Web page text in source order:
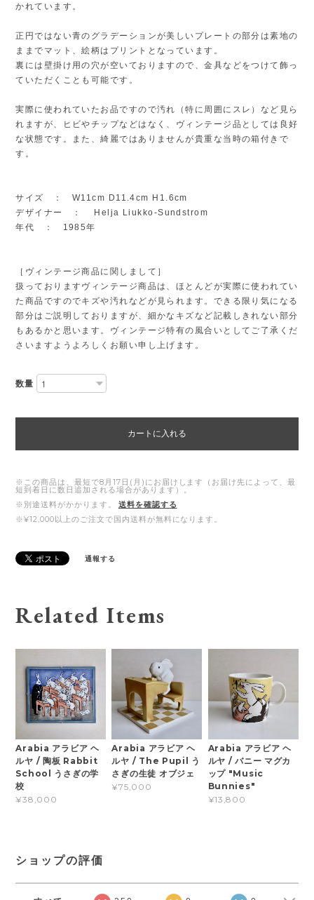
かれています。
正円ではない青のグラデーションが美しいプレートの部分は素地の
ままでマット、絵柄はプリントとなっています。
裏には壁掛け用の穴が空いておりますので、金具などをつけて飾っ
ていただくことも可能です。
実際に使われていたお品ですので汚れ（特に周囲にスレ）など見ら
れますが、ヒビやチップなどはなく、ヴィンテージ品としては良好
な状態です。また、綺麗ではありませんが貴重な当時の箱付きで
す。
サイズ ： W11cm D11.4cm H1.6cm
デザイナー ： Helja Liukko-Sundstrom
年代 ： 1985年
［ヴィンテージ商品に関しまして］
扱っておりますヴィンテージ商品は、ほとんどが実際に使われてい
た商品ですのでキズや汚れなどが見られます。できる限り気になる
部分はご説明しておりますが、細かなキズなど記載しきれない部分
もあるかと思います。ヴィンテージ特有の風合いとしてご了承くだ
さいますようよろしくお願い申し上げます。
数量
カートに入れる
※この商品は、最短で8月17日(月)にお届けします（お届け先によって、最
短到着日に数日追加される場合があります）。
※別途送料がかかります。
送料を確認する
※¥12,000以上のご注文で国内送料が無料になります。
通報する
Related Items
Arabia アラビア ヘ
ルヤ / 陶板 Rabbit
School うさぎの学
校
¥38,000
Arabia アラビア ヘ
ルヤ / The Pupil う
さぎの生徒 オブジェ
¥75,000
Arabia アラビア ヘ
ルヤ / バニー マグカ
ップ "Music
Bunnies"
¥13,800
ショップの評価